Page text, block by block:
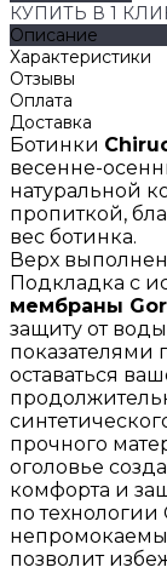
КУПИТЬ В 1
Описание
Характеристики
Отзывы
Оплата
Доставка
Ботинки
весенне-
натуральной
пропиткой,
вес ботинка.
Верх
Подкладка с
мембраны
защиту от
показателями
оставаться
прочного
оголовье
комфорта и
по технологии
позволит